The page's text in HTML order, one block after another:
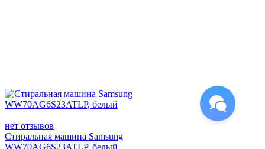
нет отзывов
Стиральная машина Samsung
WW70AG6S23ATLP, белый